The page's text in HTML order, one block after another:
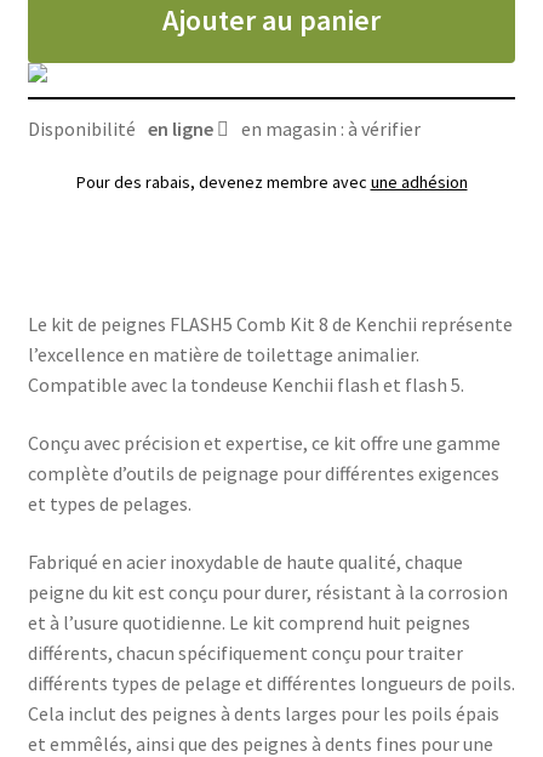
Ajouter au panier
Disponibilité en ligne en magasin : à vérifier
Pour des rabais, devenez membre avec une adhésion
Le kit de peignes FLASH5 Comb Kit 8 de Kenchii représente
l’excellence en matière de toilettage animalier.
Compatible avec la tondeuse Kenchii flash et flash 5.
Conçu avec précision et expertise, ce kit offre une gamme
complète d’outils de peignage pour différentes exigences
et types de pelages.
Fabriqué en acier inoxydable de haute qualité, chaque
peigne du kit est conçu pour durer, résistant à la corrosion
et à l’usure quotidienne. Le kit comprend huit peignes
différents, chacun spécifiquement conçu pour traiter
différents types de pelage et différentes longueurs de poils.
Cela inclut des peignes à dents larges pour les poils épais
et emmêlés, ainsi que des peignes à dents fines pour une